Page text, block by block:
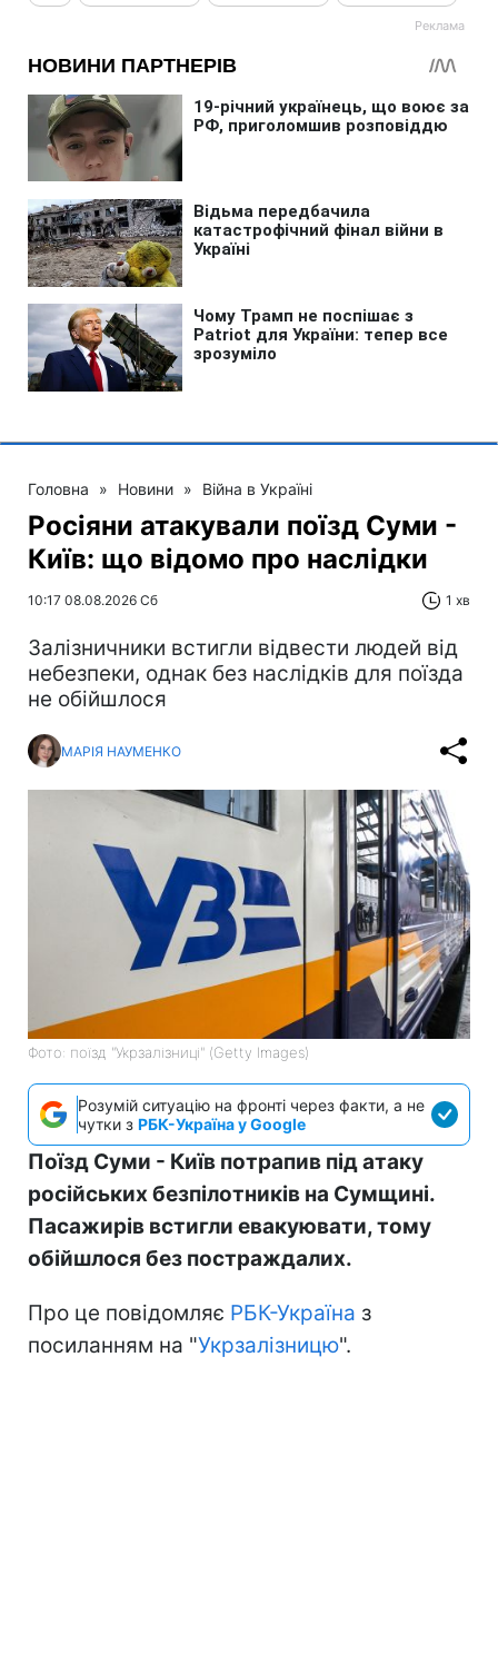
Головна » Новини » Війна в Україні
Росіяни атакували поїзд Суми -
Київ: що відомо про наслідки
10:17 08.08.2026 Сб 1 хв
Залізничники встигли відвести людей від
небезпеки, однак без наслідків для поїзда
не обійшлося
МАРІЯ НАУМЕНКО
Фото: поїзд "Укрзалізниці" (Getty Images)
Розумій ситуацію на фронті через факти, а не
чутки з РБК-Україна у Google
Поїзд Суми - Київ потрапив під атаку
російських безпілотників на Сумщині.
Пасажирів встигли евакуювати, тому
обійшлося без постраждалих.
Про це повідомляє РБК-Україна з
посиланням на "Укрзалізницю".